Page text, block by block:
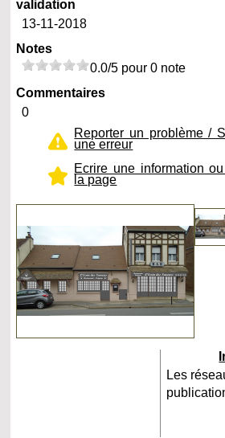
validation
13-11-2018
Notes
0.0/5 pour 0 note
Commentaires
0
Reporter un problème /
une erreur
Ecrire une information
la page
Les